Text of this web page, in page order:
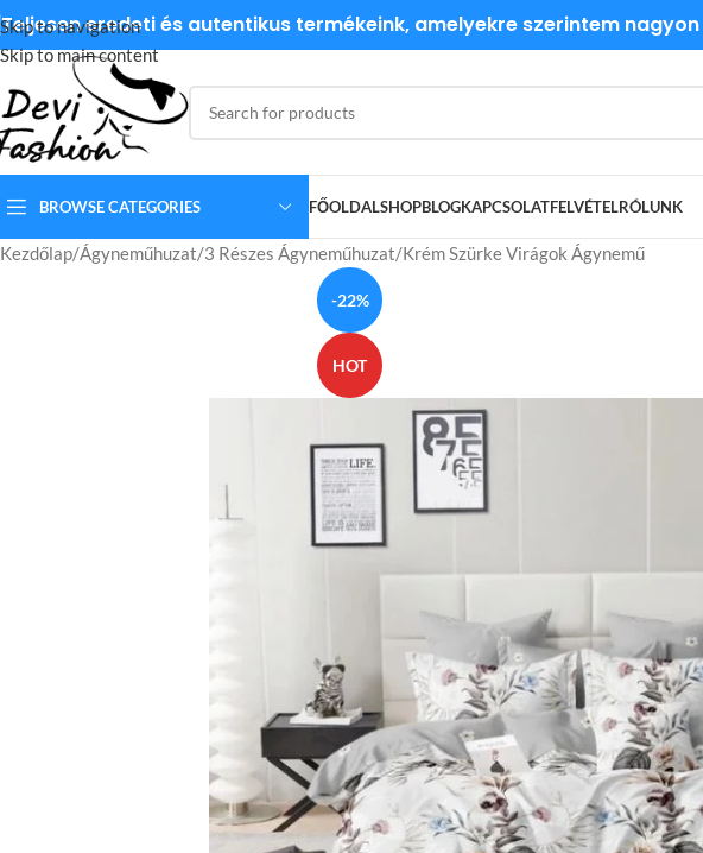
Skip to navigation
Skip to main content
Teljesen eredeti és autentikus termékeink, amelyekre szerintem
BROWSE CATEGORIES FŐOLDALSHOPBLOGKAPCSOLATFELVÉTELRÓLUNK
Kezdőlap Ágyneműhuzat 3 Részes Ágyneműhuzat Krém Szürke Virágok Ágynemű
-22%
HOT